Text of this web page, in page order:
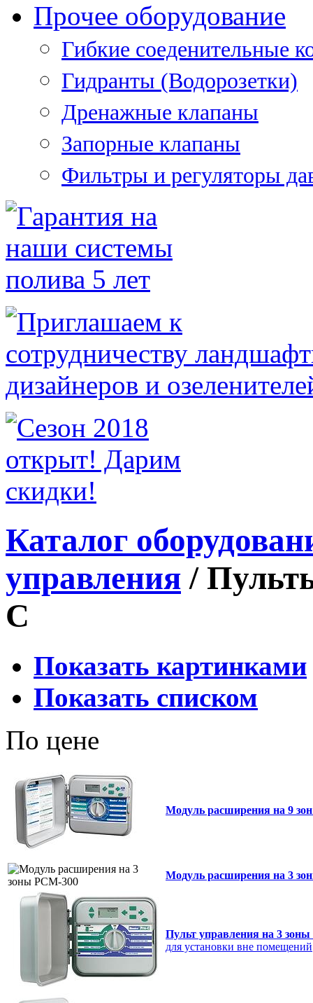
Прочее оборудование
Гибкие соеденительные
Гидранты (Водорозетки)
Дренажные клапаны
Запорные клапаны
Фильтры и регуляторы
Каталог
управления /
С
Показать картинками
Показать списком
По цене
Модуль расширения на 9
Модуль расширения на 3
Пульт управления на 3
для установки вне помещений